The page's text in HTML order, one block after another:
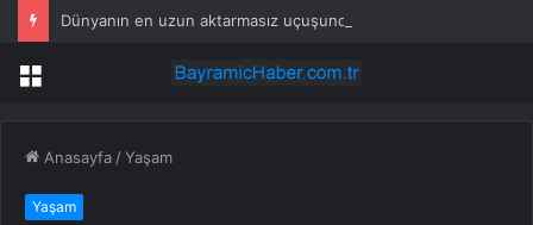
Menü
Anasayfa /Yaşam
Yaşam